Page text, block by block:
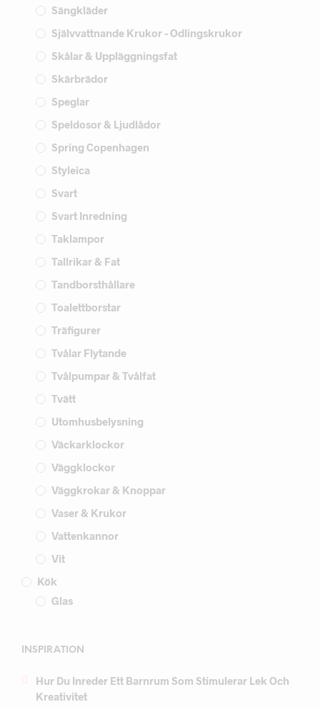
Sängkläder
Självvattnande Krukor - Odlingskrukor
Skålar & Uppläggningsfat
Skärbrädor
Speglar
Speldosor & Ljudlådor
Spring Copenhagen
Styleica
Svart
Svart Inredning
Taklampor
Tallrikar & Fat
Tandborsthållare
Toalettborstar
Träfigurer
Tvålar Flytande
Tvålpumpar & Tvålfat
Tvätt
Utomhusbelysning
Väckarklockor
Väggklockor
Väggkrokar & Knoppar
Vaser & Krukor
Vattenkannor
Vit
Kök
Glas
INSPIRATION
Hur Du Inreder Ett Barnrum Som Stimulerar Lek Och
Kreativitet